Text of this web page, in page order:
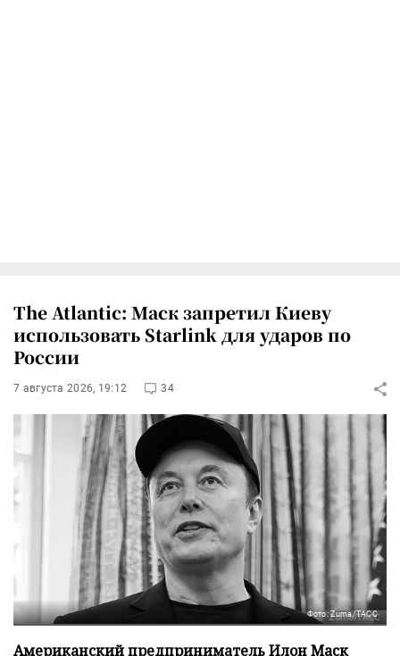
The Atlantic: Маск запретил Киеву
использовать Starlink для ударов по
России
7 августа 2026, 19:12 34
Фото: Zuma/ТАСС
Американский предприниматель Илон Маск